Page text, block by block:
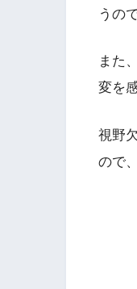
うの
また
変を
視野
ので、